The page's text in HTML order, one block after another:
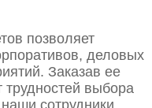
позволяет
деловых
Заказав ее
трудностей выбора
сотрудники